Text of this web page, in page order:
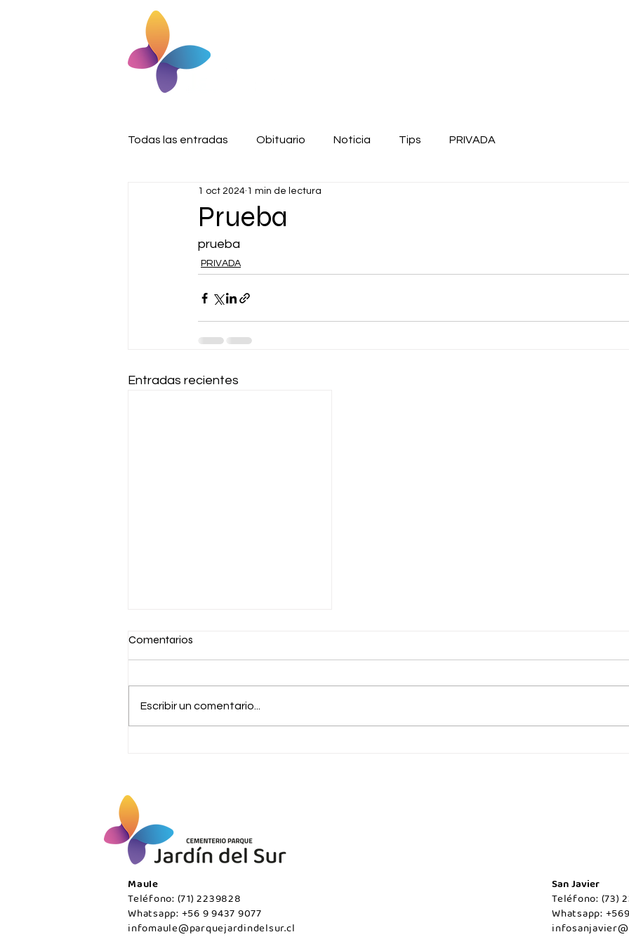
Todas las entradas Obituario Noticia Tips PRIVADA
Prueba
1 oct 2024 1 min de lectura
prueba
PRIVADA
Entradas recientes
e
klñl
Comentarios
Escribir un comentario...
Maule
Teléfono: (71) 2239828
Whatsapp: +56 9 9437 9077
infomaule@parquejardindelsur.cl
San Javier
Teléfono: (73)
Whatsapp: